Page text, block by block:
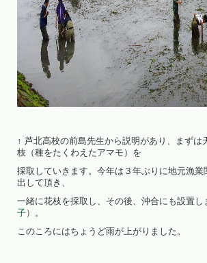
↑ 芦北高校の前島先生から説明があり、まずは
枝（種をたくわえたアマモ）を
採取していきます。今年は３年ぶりに地元漁業
出して頂き、
一緒に花枝を採取し、その後、沖合にも設置し
子）。
このころにはちょうど雨が上がりました。